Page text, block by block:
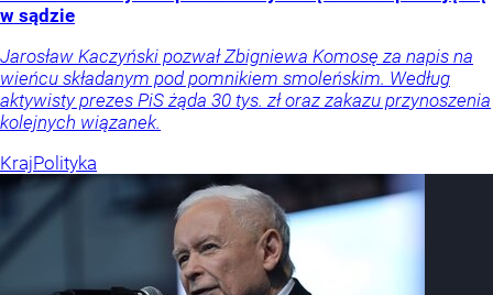
w sądzie
Jarosław Kaczyński pozwał Zbigniewa Komosę za napis na
wieńcu składanym pod pomnikiem smoleńskim. Według
aktywisty prezes PiS żąda 30 tys. zł oraz zakazu przynoszenia
kolejnych wiązanek.
KrajPolityka